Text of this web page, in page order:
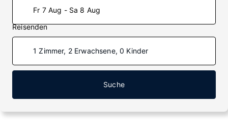
Fr 7 Aug - Sa 8 Aug
Reisenden
1 Zimmer, 2 Erwachsene, 0 Kinder
Suche